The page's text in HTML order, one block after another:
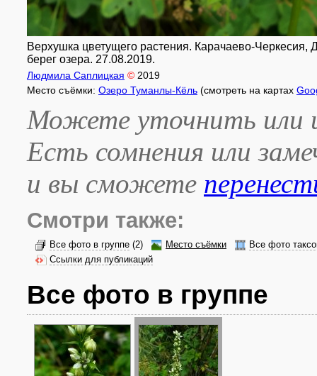
Верхушка цветущего растения. Карачаево-
берег озера. 27.08.2019.
Людмила Саплицкая © 2019
Место съёмки: Озеро Туманлы-Кёль (смотреть на картах
Можете уточнить или
Есть сомнения или
и вы сможете
Смотри также:
Все фото в группе (2) Место съёмки
Все фото
Ссылки для публикаций
Все фото в группе